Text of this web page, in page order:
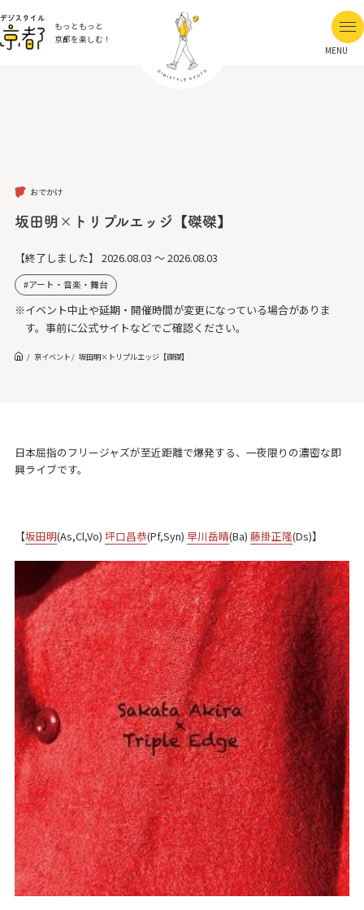
もっともっと
京都を楽しむ！
MENU
おでかけ
坂田明×トリプルエッジ【磔磔】
【終了しました】 2026.08.03 ～ 2026.08.03
アート・音楽・舞台
※イベント中止や延期・開催時間が変更になっている場合がありま
す。事前に公式サイトなどでご確認ください。
京イベント 坂田明×トリプルエッジ【磔磔】
日本屈指のフリージャズが至近距離で爆発する、一夜限りの濃密な即
興ライブです。
【坂田明(As,Cl,Vo) 坪口昌恭(Pf,Syn) 早川岳晴(Ba) 藤掛正隆(Ds)】